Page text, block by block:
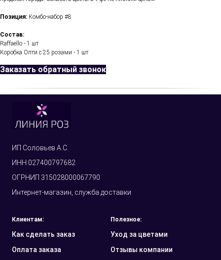
Позиция: Комбо-набор #8
Состав:
Raffaello - 1 шт
Коробка Опти с 25 розами - 1 шт
Заказать обратный звонок
ИП Соловьев А.С.
ИНН 027400797682
ОГРНИП 315028000067790
Интернет-магазин, служба доставки
Клиентам:
Как сделать заказ
Оплата заказа
Полезное:
Уход за цветами
Отзывы компании